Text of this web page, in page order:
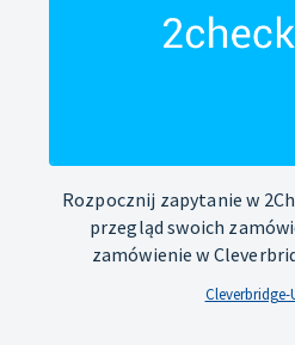
Rozpocznij zapytanie w
przegląd swoich
zamówienie w
Cleverbridge-